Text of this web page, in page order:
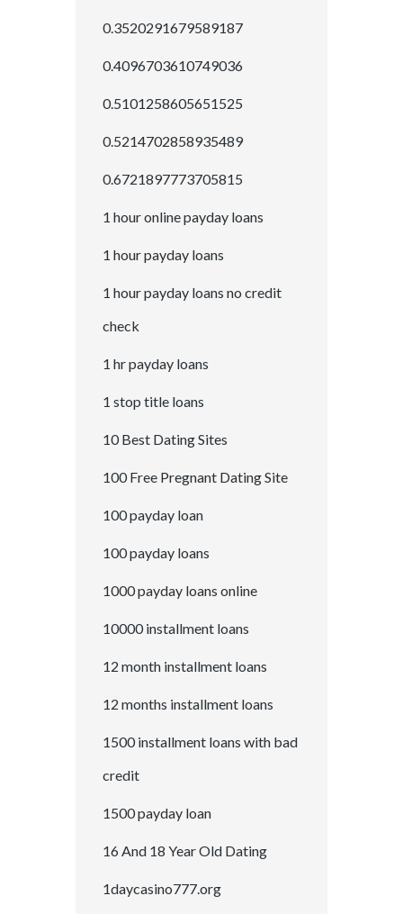
0.3520291679589187
0.4096703610749036
0.5101258605651525
0.5214702858935489
0.6721897773705815
1 hour online payday loans
1 hour payday loans
1 hour payday loans no credit
check
1 hr payday loans
1 stop title loans
10 Best Dating Sites
100 Free Pregnant Dating Site
100 payday loan
100 payday loans
1000 payday loans online
10000 installment loans
12 month installment loans
12 months installment loans
1500 installment loans with bad
credit
1500 payday loan
16 And 18 Year Old Dating
1daycasino777.org